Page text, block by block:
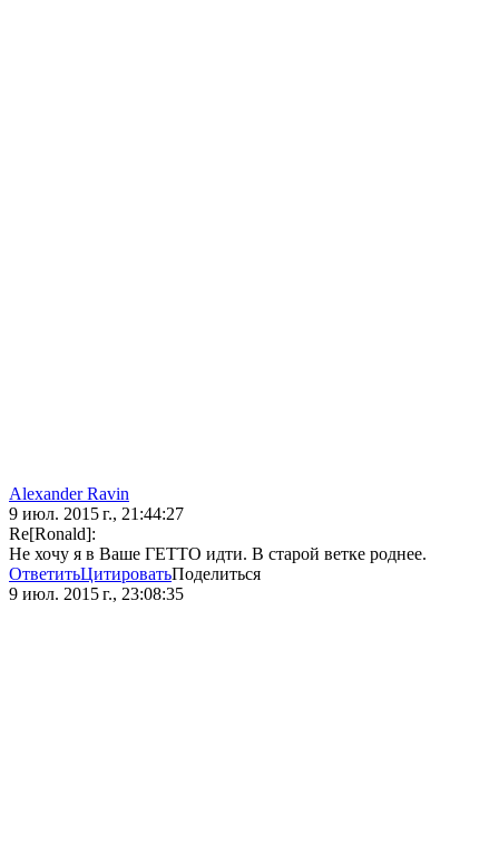
Alexander Ravin
9 июл. 2015 г., 21:44:27
Re[Ronald]:
Не хочу я в Ваше ГЕТТО идти. В старой ветке роднее.
ОтветитьЦитироватьПоделиться
9 июл. 2015 г., 23:08:35